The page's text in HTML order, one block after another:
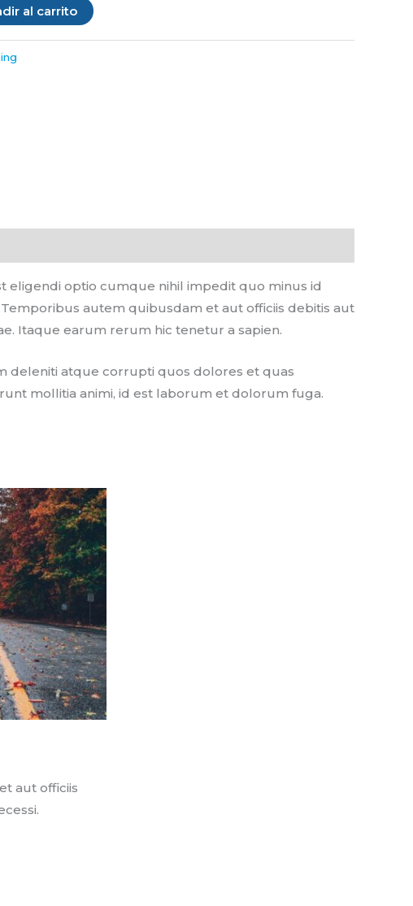
al carrito
eligendi optio cumque nihil impedit quo minus id
autem quibusdam et aut officiis debitis aut
Itaque earum rerum hic tenetur a sapien.
deleniti atque corrupti quos dolores et quas
mollitia animi, id est laborum et dolorum fuga.
aut officiis